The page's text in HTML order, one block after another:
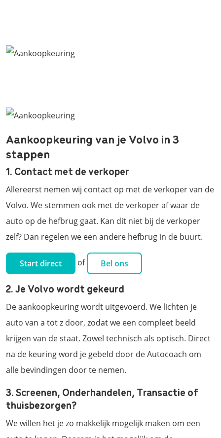
Aankoopkeuring van je Volvo in 3
stappen
1. Contact met de verkoper
Allereerst nemen wij contact op met de verkoper van de
Volvo. We stemmen ook met de verkoper af waar de
auto op de hefbrug gaat. Kan dit niet bij de verkoper
zelf? Dan regelen we een andere hefbrug in de buurt.
Start direct of Bel ons
2. Je Volvo wordt gekeurd
De aankoopkeuring wordt uitgevoerd. We lichten je
auto van a tot z door, zodat we een compleet beeld
krijgen van de staat. Zowel technisch als optisch. Direct
na de keuring word je gebeld door de Autocoach om
alle bevindingen door te nemen.
3. Screenen, Onderhandelen, Transactie of
thuisbezorgen?
We willen het je zo makkelijk mogelijk maken om een